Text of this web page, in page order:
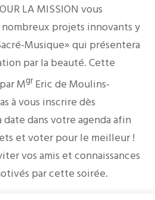
LA MISSION vous
projets innovants y
Musique» qui présentera
par la beauté. Cette
MgrEric de Moulins-
à vous inscrire dès
dans votre agenda afin
et voter pour le meilleur !
vos amis et connaissances
par cette soirée.